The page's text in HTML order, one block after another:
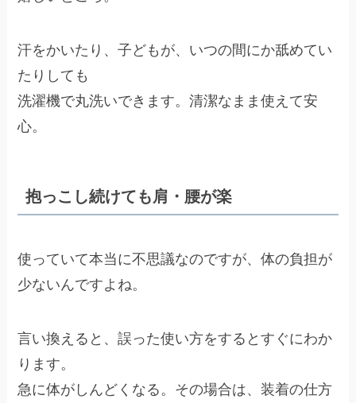
汗をかいたり、子どもが、いつの間にか舐めてい
たりしても
洗濯機で丸洗いできます。清潔なまま使えて安
心。
抱っこし続けても肩・腰が楽
使っていて本当に不思議なのですが、体の負担が
少ないんですよね。
言い換えると、誤った使い方をするとすぐにわか
ります。
急に体がしんどくなる。その場合は、装着の仕方